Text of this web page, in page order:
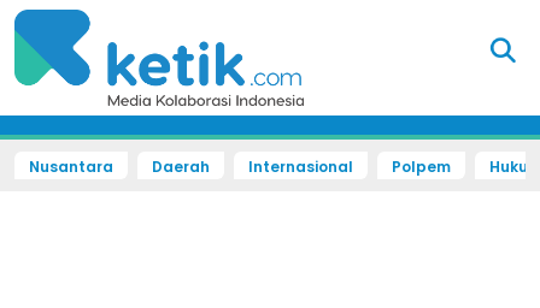
Nusantara Daerah Internasional Polpem